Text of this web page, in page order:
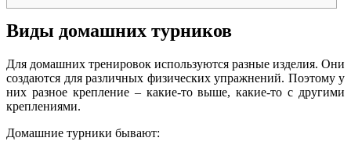
Виды домашних турников
Для домашних тренировок используются разные изделия. Они
создаются для различных физических упражнений. Поэтому у
них разное крепление – какие-то выше, какие-то с другими
креплениями.
Домашние турники бывают: